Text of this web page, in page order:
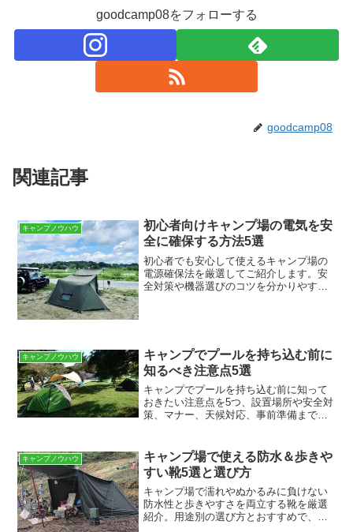
goodcamp08をフォローする
goodcamp08
関連記事
キャンプノウハウ
初心者向けキャンプ場の電気を安
全に確保する方法5選
初心者でも安心して使えるキャンプ場の
電源確保法を厳選してご紹介します。安
全対策や機器選びのコツを分かりやすく
キャンプノウハウ
キャンプでプールを持ち込む前に
知るべき注意点5選
キャンプでプールを持ち込む前に知って
おきたい注意点を5つ、設置場所や安全対
策、マナー、天候対応、事前準備までわ
所と地盤の安全確認設置場所は平らで水
はけが良く、風当たりや...
キャンプノウハウ
キャンプ場で使える防水＆歩きや
すい靴5選と選び方
キャンプ場で濡れやぬかるみに負けない
防水性と歩きやすさを両立する靴を厳選
紹介。用途別の選び方とおすすめで、最